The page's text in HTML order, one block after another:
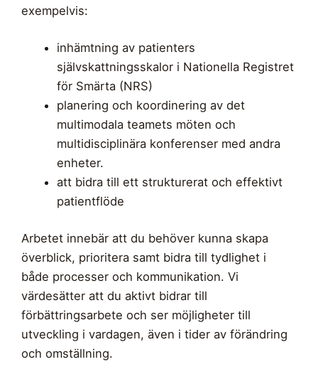
exempelvis:
inhämtning av patienters
självskattningsskalor i Nationella Registret
för Smärta (NRS)
planering och koordinering av det
multimodala teamets möten och
multidisciplinära konferenser med andra
enheter.
att bidra till ett strukturerat och effektivt
patientflöde
Arbetet innebär att du behöver kunna skapa
överblick, prioritera samt bidra till tydlighet i
både processer och kommunikation. Vi
värdesätter att du aktivt bidrar till
förbättringsarbete och ser möjligheter till
utveckling i vardagen, även i tider av förändring
och omställning.